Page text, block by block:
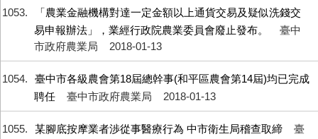
1053
「農業金融機構對達一定金額以上通貨交易及疑似洗錢交
易申報辦法」，業經行政院農業委員會廢止發布。
臺中
市政府農業局
2018-01-13
1054
臺中市各級農會第18屆總幹事(和平區農會第14屆)均已完成
聘任
臺中市政府農業局 2018-01-13
1055 某腳底按摩業者渉從事醫療行為 中市衛生局稽查取締
臺